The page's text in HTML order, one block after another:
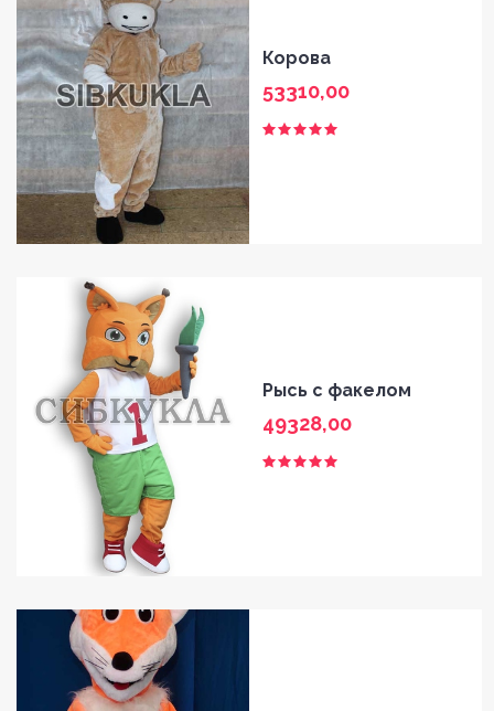
Корова
53310,00
Рысь с факелом
49328,00